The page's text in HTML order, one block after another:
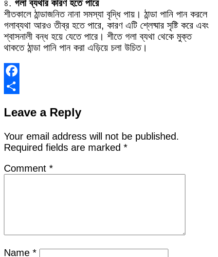
৪. গলা ব্যথার কারণ হতে পারে
শীতকালে ঠান্ডাজনিত নানা সমস্যা বৃদ্ধি পায়। ঠান্ডা পানি পান করলে
গলাব্যথা আরও তীব্র হতে পারে, কারণ এটি শ্লেষ্মার সৃষ্টি করে এবং
শ্বাসনালী বন্ধ হয়ে যেতে পারে। শীতে গলা ব্যথা থেকে মুক্ত
থাকতে ঠান্ডা পানি পান করা এড়িয়ে চলা উচিত।
Facebook
Leave a Reply
Your email address will not be published.
Required fields are marked *
Comment *
Name *